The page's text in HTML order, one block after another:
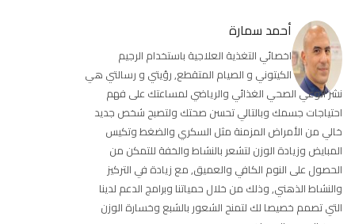
أحمد سمارة
اخصائي التغذية العلاجية باستخدام الرجيم
الكيتوني و الصيام المتقطع, رؤيتي و رسالتي هي
نشر الوعي الصحي الغذائي والرياضي لمساعتك على فهم
احتياجات جسمك وبالتالي تحسن صحتك ولتصبح شخص جديد
خالي من الأمراض المزمنة مثل السكري والضغط وتكيس
المبايض وزيادة الوزن لتشعر بالنشاط والخفة للتمكن من
الحصول على النوم الكافي والعميق, مع زيادة في التركيز
والنشاط الذهني, وذلك من خلال حمياتنا وبرامج الدعم لدينا
التي تصمم خصيصا لك لتمنح الشعور بالشبع وخسارة الوزن